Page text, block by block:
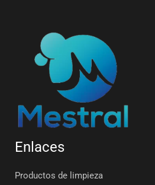
Enlaces
Productos de limpieza